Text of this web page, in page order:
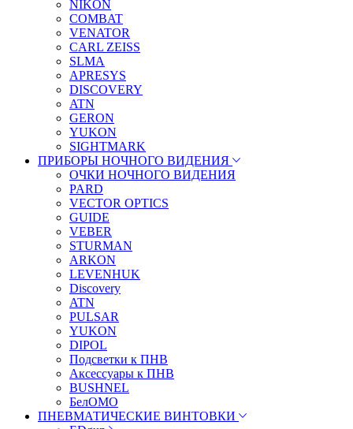
NIKON
COMBAT
VENATOR
CARL ZEISS
SLMA
APRESYS
DISCOVERY
ATN
GERON
YUKON
SIGHTMARK
ПРИБОРЫ НОЧНОГО ВИДЕНИЯ
ОЧКИ НОЧНОГО ВИДЕНИЯ
PARD
VECTOR OPTICS
GUIDE
VEBER
STURMAN
ARKON
LEVENHUK
Discovery
ATN
PULSAR
YUKON
DIPOL
Подсветки к ПНВ
Аксессуары к ПНВ
BUSHNEL
БелОМО
ПНЕВМАТИЧЕСКИЕ ВИНТОВКИ